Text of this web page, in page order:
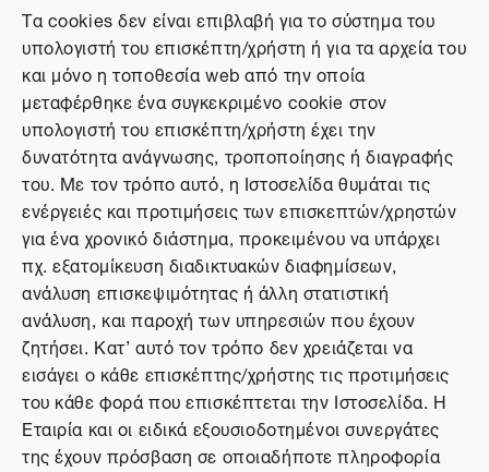
Τα cookies δεν είναι επιβλαβή για το σύστημα του
υπολογιστή του επισκέπτη/χρήστη ή για τα αρχεία του
και μόνο η τοποθεσία web από την οποία
μεταφέρθηκε ένα συγκεκριμένο cookie στον
υπολογιστή του επισκέπτη/χρήστη έχει την
δυνατότητα ανάγνωσης, τροποποίησης ή διαγραφής
του. Με τον τρόπο αυτό, η Ιστοσελίδα θυμάται τις
ενέργειές και προτιμήσεις των επισκεπτών/χρηστών
για ένα χρονικό διάστημα, προκειμένου να υπάρχει
πχ. εξατομίκευση διαδικτυακών διαφημίσεων,
ανάλυση επισκεψιμότητας ή άλλη στατιστική
ανάλυση, και παροχή των υπηρεσιών που έχουν
ζητήσει. Κατ’ αυτό τον τρόπο δεν χρειάζεται να
εισάγει ο κάθε επισκέπτης/χρήστης τις προτιμήσεις
του κάθε φορά που επισκέπτεται την Ιστοσελίδα. Η
Εταιρία και οι ειδικά εξουσιοδοτημένοι συνεργάτες
της έχουν πρόσβαση σε οποιαδήποτε πληροφορία